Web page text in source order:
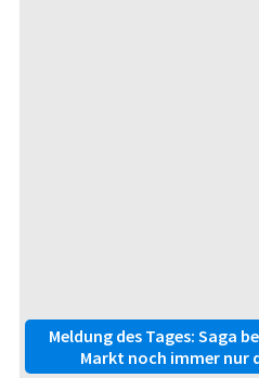
Meldung des Tages: Saga
Markt noch immer nur